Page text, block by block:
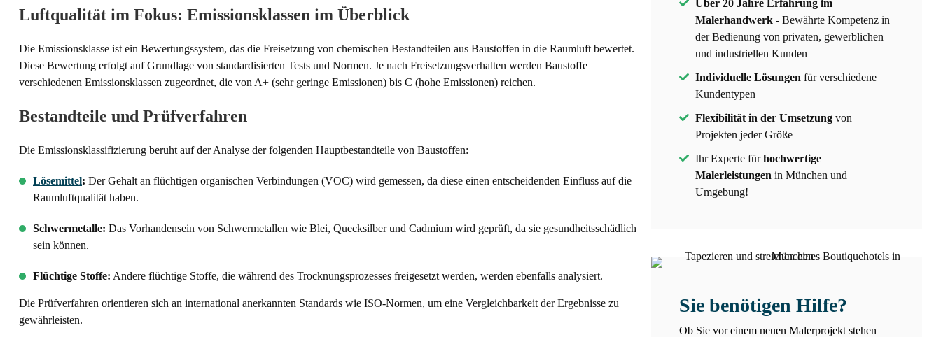
Luftqualität im Fokus: Emissionsklassen im Überblick
Die Emissionsklasse ist ein Bewertungssystem, das die Freisetzung von chemischen Bestandteilen aus Baustoffen in die Raumluft bewertet.
Diese Bewertung erfolgt auf Grundlage von standardisierten Tests und Normen. Je nach Freisetzungsverhalten werden Baustoffe
verschiedenen Emissionsklassen zugeordnet, die von A+ (sehr geringe Emissionen) bis C (hohe Emissionen) reichen.
Bestandteile und Prüfverfahren
Die Emissionsklassifizierung beruht auf der Analyse der folgenden Hauptbestandteile von Baustoffen:
Lösemittel: Der Gehalt an flüchtigen organischen Verbindungen (VOC) wird gemessen, da diese einen entscheidenden Einfluss auf die
Raumluftqualität haben.
Schwermetalle: Das Vorhandensein von Schwermetallen wie Blei, Quecksilber und Cadmium wird geprüft, da sie gesundheitsschädlich
sein können.
Flüchtige Stoffe: Andere flüchtige Stoffe, die während des Trocknungsprozesses freigesetzt werden, werden ebenfalls analysiert.
Die Prüfverfahren orientieren sich an international anerkannten Standards wie ISO-Normen, um eine Vergleichbarkeit der Ergebnisse zu
gewährleisten.
Über 20 Jahre Erfahrung im
Malerhandwerk- Bewährte Kompetenz in
der Bedienung von privaten, gewerblichen
und industriellen Kunden
Individuelle Lösungen für verschiedene
Kundentypen
Flexibilität in der Umsetzungvon
Projekten jeder Größe
Ihr Experte fürhochwertige
Malerleistungen in München und
Umgebung!
Sie benötigen Hilfe?
Ob Sie vor einem neuen Malerprojekt stehen